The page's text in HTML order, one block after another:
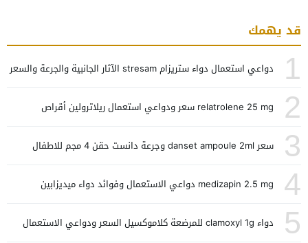
قد يهمك
1 دواعي استعمال دواء ستريزام stresam الآثار الجانبية والجرعة والسعر
2 relatrolene 25 mg سعر ودواعي استعمال ريلاترولين أقراص
3 سعر danset ampoule 2ml وجرعة دانست حقن 4 مجم للاطفال
4 medizapin 2.5 mg دواعي الاستعمال وفوائد دواء ميديزابين
5 دواء clamoxyl 1g للمرضعة كلاموكسيل السعر ودواعي الاستعمال